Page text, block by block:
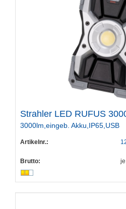
Strahler LED RUFUS
3000lm,eingeb. Akku,IP65,USB
Artikelnr.:
Brutto: je